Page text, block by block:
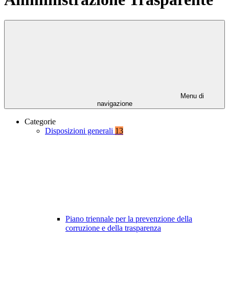
Menu di
navigazione
Categorie
Disposizioni generali 13
Piano triennale per la prevenzione della
corruzione e della trasparenza